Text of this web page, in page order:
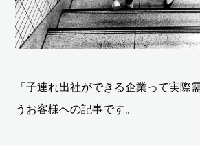
「子連れ出社ができる企業って実際
うお客様への記事です。